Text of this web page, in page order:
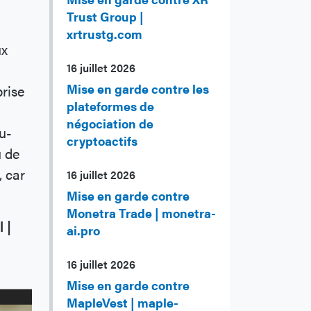
de
car
|
Trust Group |
xrtrustg.com
16 juillet 2026
Mise en garde contre les
plateformes de
négociation de
cryptoactifs
16 juillet 2026
Mise en garde contre
Monetra Trade | monetra-
ai.pro
16 juillet 2026
Mise en garde contre
MapleVest | maple-